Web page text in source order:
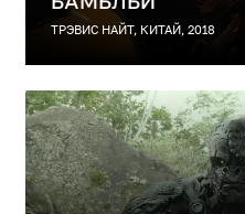
ТРЭВИС НАЙТ, КИТАЙ, 2018